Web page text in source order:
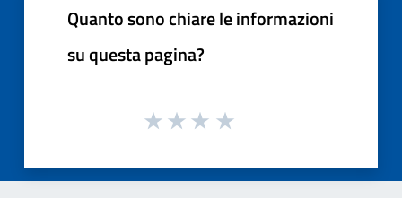
Quanto sono chiare le informazioni
su questa pagina?